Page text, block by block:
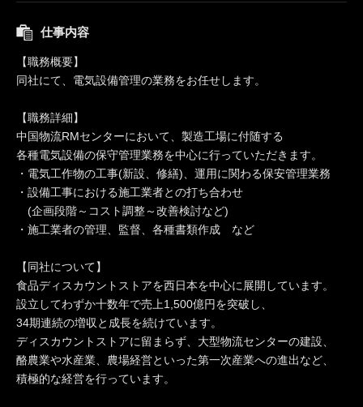
仕事内容
【職務概要】
同社にて、電気設備管理の業務をお任せします。
【職務詳細】
中国物流RMセンターにおいて、製造工場に付随する
各種電気設備の保守管理業務を中心に行っていただきます。
・電気工作物の工事(新設、修繕)、運用に関わる保安管理業務
・設備工事における施工業者との打ち合わせ
(企画段階～コスト調整～改善検討など)
・施工業者の管理、監督、各種書類作成 など
【同社について】
食品ディスカウントストアを西日本を中心に展開しています。
設立してわずか十数年で売上1,500億円を突破し、
34期連続の増収と成長を続けています。
ディスカウントストアに留まらず、大型物流センターの建設、
酪農業や水産業、農場経営といった第一次産業への進出など、
積極的な経営を行っています。